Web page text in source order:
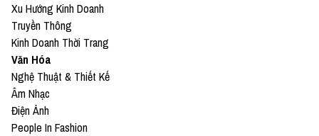
Xu Hướng Kinh Doanh
Truyền Thông
Kinh Doanh Thời Trang
Văn Hóa
Nghệ Thuật & Thiết Kế
Âm Nhạc
Điện Ảnh
People In Fashion